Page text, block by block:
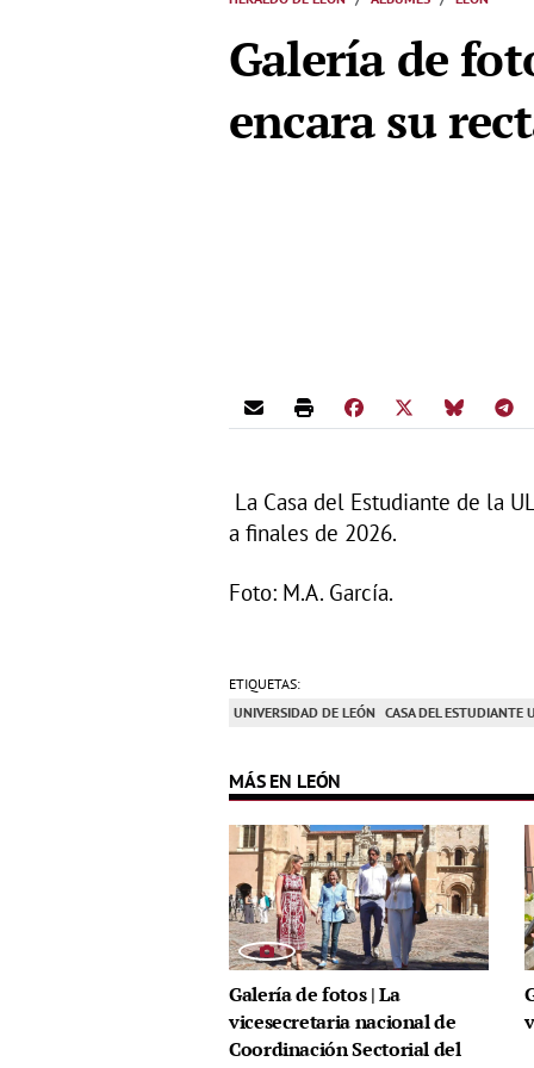
Galería de
encara su
La Casa del Estudiante de la
a finales de 2026.
Foto: M.A. García.
ETIQUETAS:
UNIVERSIDAD DE LEÓN CASA DEL ESTUDIANTE
MÁS EN LEÓN
Galería de fotos | La
vicesecretaria nacional de
Coordinación Sectorial del